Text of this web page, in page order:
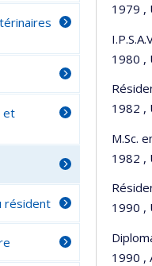
1979 ,
1980 ,
1982 ,
M.Sc.
1982 ,
1990 ,
1990 ,
et
résident